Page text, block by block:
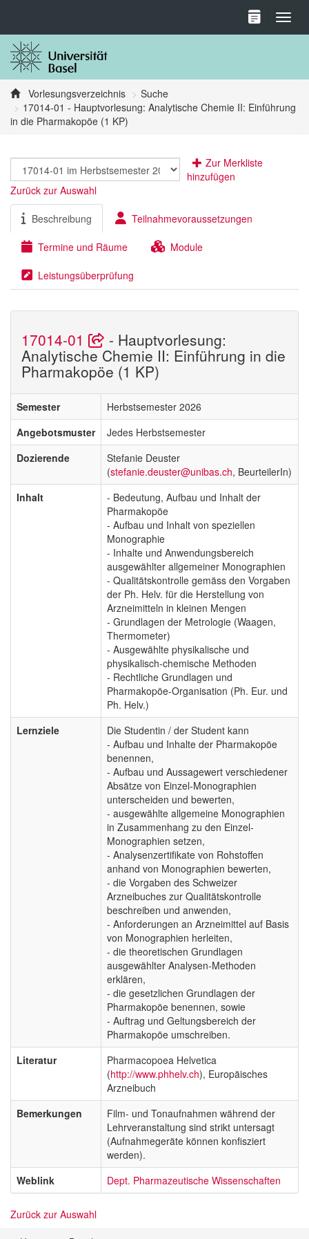
Vorlesungsverzeichnis
Suche
17014-01 - Hauptvorlesung: Analytische Chemie II: Einführung
in die Pharmakopöe (1 KP)
Zur Merkliste
hinzufügen
Zurück zur Auswahl
Beschreibung Teilnahmevoraussetzungen
Termine und Räume Module
Leistungsüberprüfung
17014-01 - Hauptvorlesung:
Analytische Chemie II: Einführung in die
Pharmakopöe (1 KP)
Semester
Herbstsemester 2026
Angebotsmuster
Jedes Herbstsemester
Dozierende
Stefanie Deuster
(stefanie.deuster@unibas.ch, BeurteilerIn)
Inhalt
- Bedeutung, Aufbau und Inhalt der
Pharmakopöe
- Aufbau und Inhalt von speziellen
Monographie
- Inhalte und Anwendungsbereich
ausgewählter allgemeiner Monographien
- Qualitätskontrolle gemäss den Vorgaben
der Ph. Helv. für die Herstellung von
Arzneimitteln in kleinen Mengen
- Grundlagen der Metrologie (Waagen,
Thermometer)
- Ausgewählte physikalische und
physikalisch-chemische Methoden
- Rechtliche Grundlagen und
Pharmakopöe-Organisation (Ph. Eur. und
Ph. Helv.)
Lernziele
Die Studentin / der Student kann
- Aufbau und Inhalte der Pharmakopöe
benennen,
- Aufbau und Aussagewert verschiedener
Absätze von Einzel-Monographien
unterscheiden und bewerten,
- ausgewählte allgemeine Monographien
in Zusammenhang zu den Einzel-
Monographien setzen,
- Analysenzertifikate von Rohstoffen
anhand von Monographien bewerten,
- die Vorgaben des Schweizer
Arzneibuches zur Qualitätskontrolle
beschreiben und anwenden,
- Anforderungen an Arzneimittel auf Basis
von Monographien herleiten,
- die theoretischen Grundlagen
ausgewählter Analysen-Methoden
erklären,
- die gesetzlichen Grundlagen der
Pharmakopöe benennen, sowie
- Auftrag und Geltungsbereich der
Pharmakopöe umschreiben.
Literatur
Pharmacopoea Helvetica
(http://www.phhelv.ch), Europäisches
Arzneibuch
Bemerkungen
Film- und Tonaufnahmen während der
Lehrveranstaltung sind strikt untersagt
(Aufnahmegeräte können konfisziert
werden).
Weblink
Dept. Pharmazeutische Wissenschaften
Zurück zur Auswahl